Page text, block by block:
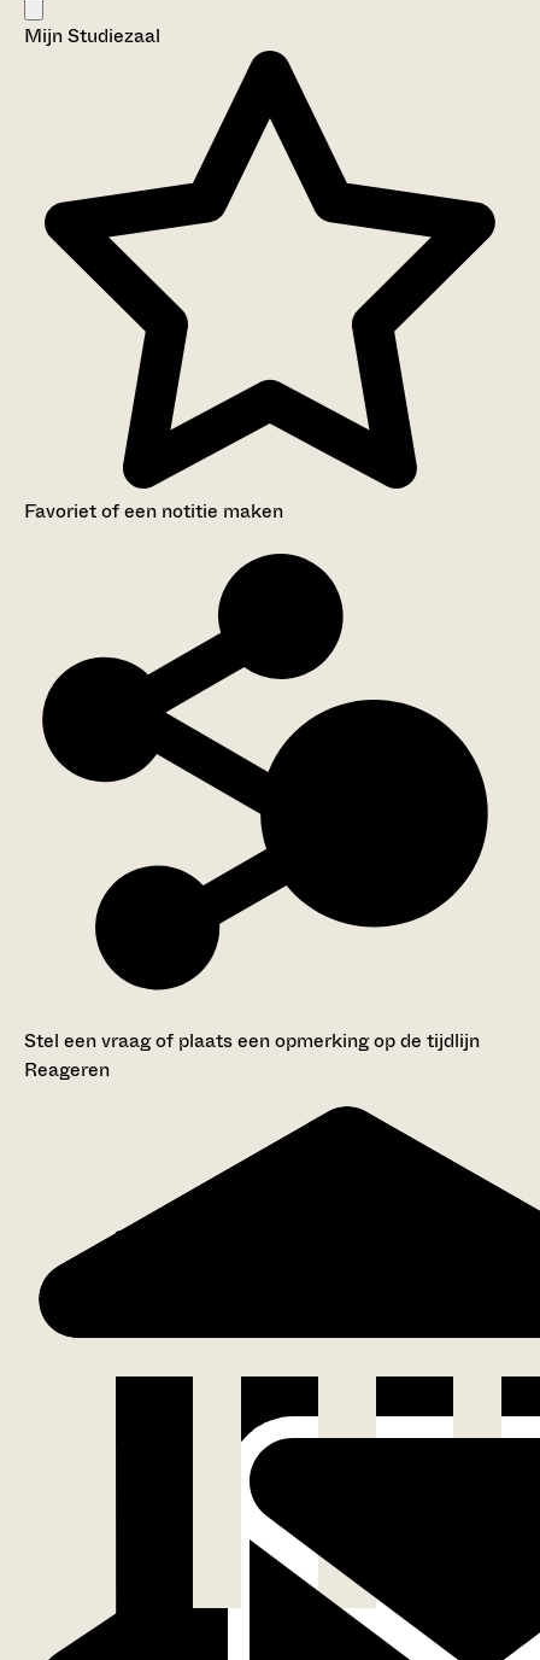
Mijn Studiezaal
Favoriet of een notitie maken
Stel een vraag of plaats een opmerking op de tijdlijn
Reageren